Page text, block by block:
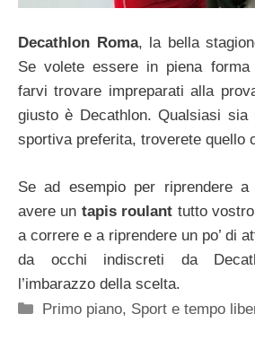
Decathlon Roma, la bella
Se volete essere in piena forma
farvi trovare impreparati alla
giusto è Decathlon. Qualsiasi
sportiva preferita, troverete quello
Se ad esempio per riprendere a
avere un tapis roulant tutto
a correre e a riprendere un po’ di
da occhi indiscreti da
l’imbarazzo della scelta.
Categorie
Primo piano, Sport e tempo